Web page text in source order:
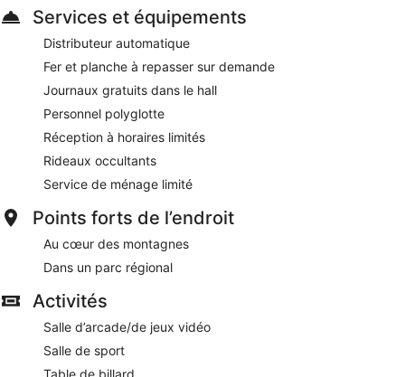
Services et équipements
Distributeur automatique
Fer et planche à repasser sur demande
Journaux gratuits dans le hall
Personnel polyglotte
Réception à horaires limités
Rideaux occultants
Service de ménage limité
Points forts de l’endroit
Au cœur des montagnes
Dans un parc régional
Activités
Salle d’arcade/de jeux vidéo
Salle de sport
Table de billard